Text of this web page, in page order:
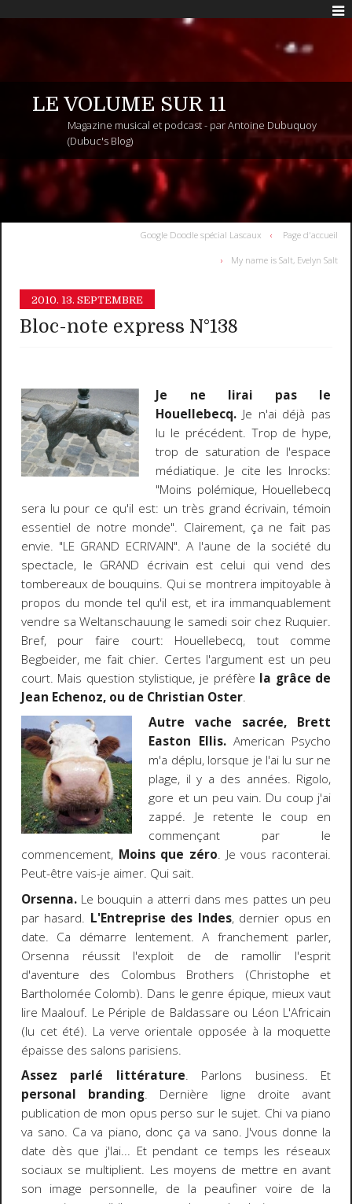
LE VOLUME SUR 11
Magazine musical et podcast - par Antoine Dubuquoy
(Dubuc's Blog)
Google Doodle spécial Lascaux Page d'accueil
My name is Salt, Evelyn Salt
2010. 13. SEPTEMBRE
Bloc-note express N°138
Je ne lirai pas le
Houellebecq. Je n'ai déjà pas
lu le précédent. Trop de hype,
trop de saturation de l'espace
médiatique. Je cite les Inrocks:
"Moins polémique, Houellebecq
sera lu pour ce qu'il est: un très grand écrivain, témoin
essentiel de notre monde". Clairement, ça ne fait pas
envie. "LE GRAND ECRIVAIN". A l'aune de la société du
spectacle, le GRAND écrivain est celui qui vend des
tombereaux de bouquins. Qui se montrera impitoyable à
propos du monde tel qu'il est, et ira immanquablement
vendre sa Weltanschauung le samedi soir chez Ruquier.
Bref, pour faire court: Houellebecq, tout comme
Begbeider, me fait chier. Certes l'argument est un peu
court. Mais question stylistique, je préfère la grâce de
Jean Echenoz, ou de Christian Oster.
Autre vache sacrée, Brett
Easton Ellis.American Psycho
m'a déplu, lorsque je l'ai lu sur ne
plage, il y a des années. Rigolo,
gore et un peu vain. Du coup j'ai
zappé. Je retente le coup en
commençant par le
commencement, Moins que zéro. Je vous raconterai.
Peut-être vais-je aimer. Qui sait.
Orsenna.Le bouquin a atterri dans mes pattes un peu
par hasard. L'Entreprise des Indes, dernier opus en
date. Ca démarre lentement. A franchement parler,
Orsenna réussit l'exploit de de ramollir l'esprit
d'aventure des Colombus Brothers (Christophe et
Bartholomée Colomb). Dans le genre épique, mieux vaut
lire Maalouf. Le Périple de Baldassare ou Léon L'Africain
(lu cet été). La verve orientale opposée à la moquette
épaisse des salons parisiens.
Assez parlé littérature. Parlons business. Et
personal branding. Dernière ligne droite avant
publication de mon opus perso sur le sujet. Chi va piano
va sano. Ca va piano, donc ça va sano. J'vous donne la
date dès que j'lai... Et pendant ce temps les réseaux
sociaux se multiplient. Les moyens de mettre en avant
son image personnelle, de la peaufiner voire de la